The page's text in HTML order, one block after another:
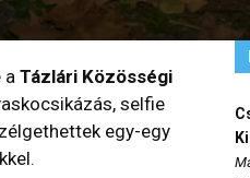
a Tázlári Közösségi
selfie
egy-egy